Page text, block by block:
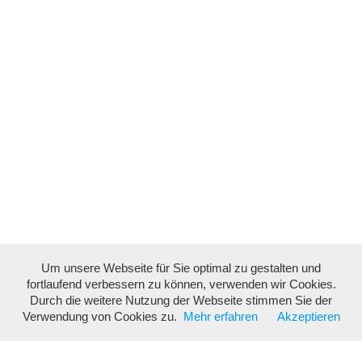
Um unsere Webseite für Sie optimal zu gestalten und
fortlaufend verbessern zu können, verwenden wir Cookies.
Durch die weitere Nutzung der Webseite stimmen Sie der
Verwendung von Cookies zu.
Mehr erfahren Akzeptieren